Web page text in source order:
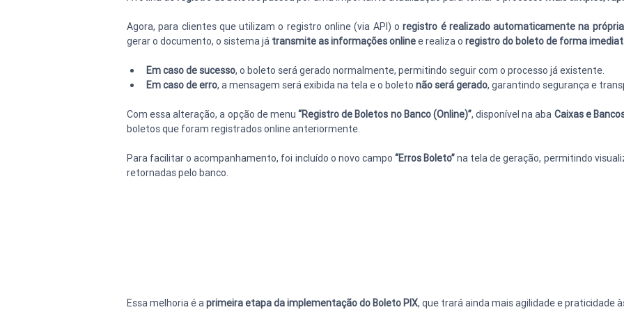
Agora, para clientes que utilizam o registro online (via API) o registro é realizado automaticamente na
gerar o documento, o sistema já transmite as informações online e realiza o registro do boleto de forma
Em caso de sucesso, o boleto será gerado normalmente, permitindo seguir com o processo já existente.
Em caso de erro, a mensagem será exibida na tela e o boleto não será gerado, garantindo segurança e
Com essa alteração, a opção de menu “Registro de Boletos no Banco (Online)”, disponível na aba Caixas e
boletos que foram registrados online anteriormente.
Para facilitar o acompanhamento, foi incluído o novo campo “Erros Boleto” na tela de geração, permitindo
retornadas pelo banco.
Essa melhoria é a primeira etapa da implementação do Boleto PIX, que trará ainda mais agilidade e praticidade